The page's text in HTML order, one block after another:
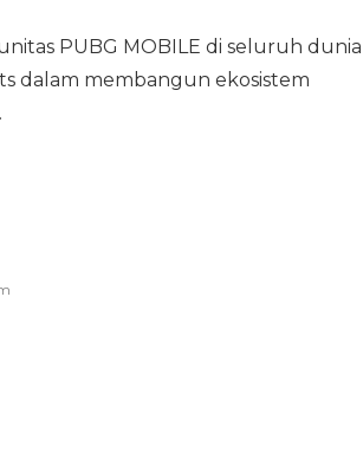
PUBG MOBILE di seluruh dunia
dalam membangun ekosistem